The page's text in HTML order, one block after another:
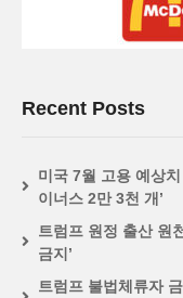
Recent Posts
미국 7월 고용 예상
이너스 2만 3천 개’
트럼프 원정 출산 원
금지’
트럼프 불법체류자